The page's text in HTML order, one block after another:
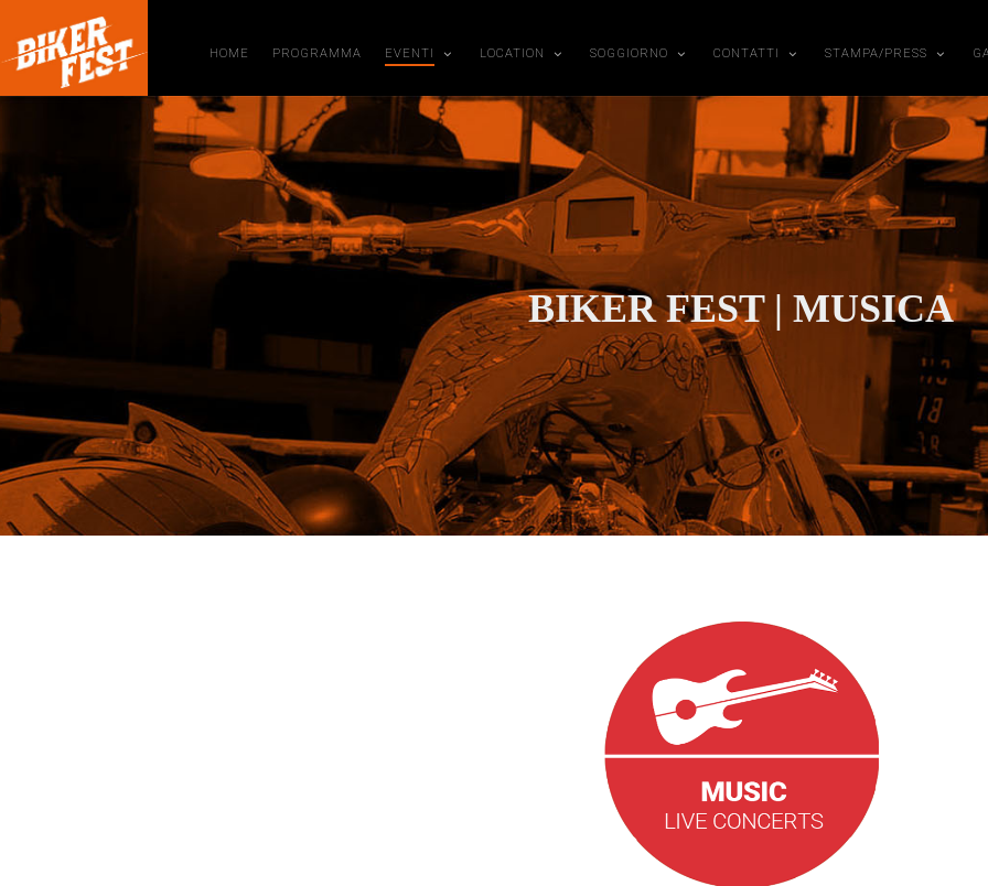
HOME PROGRAMMA EVENTI LOCATION SOGGIORNO CONTATTI STAMPA/PRESS
BIKER FEST | MUSICA